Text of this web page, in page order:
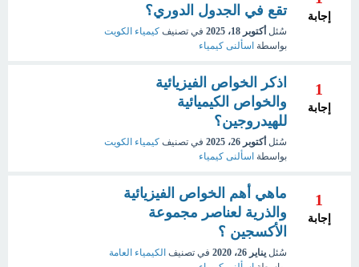
إجابة
تقع في الجدول الدوري؟
سُئل أكتوبر 18، 2025 في تصنيف كيمياء الكويت
بواسطة اسألنى كيمياء
1
إجابة
اذكر الخواص الفيزيائية
والخواص الكيميائية
للهيدروجين؟
سُئل أكتوبر 26، 2025 في تصنيف كيمياء الكويت
بواسطة اسألنى كيمياء
1
إجابة
ماهي أهم الخواص الفيزيائية
والذرية لعناصر مجموعة
الأكسجين ؟
سُئل يناير 26، 2020 في تصنيف الكيمياء العامة